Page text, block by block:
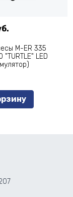
M-ER 335
LED